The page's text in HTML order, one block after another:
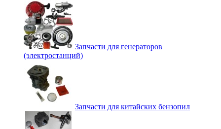
Запчасти для генераторов
(электростанций)
Запчасти для китайских бензопил